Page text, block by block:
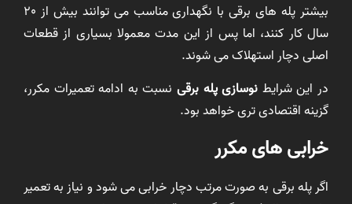
بیشتر پله های برقی با نگهداری مناسب می توانند بیش از 20
سال کار کنند، اما پس از این مدت معمولا بسیاری از قطعات
اصلی دچار استهلاک می شوند.
در این شرایط نوسازی پله برقی نسبت به ادامه تعمیرات مکرر،
گزینه اقتصادی تری خواهد بود.
خرابی های مکرر
اگر پله برقی به صورت مرتب دچار خرابی می شود و نیاز به تعمیر